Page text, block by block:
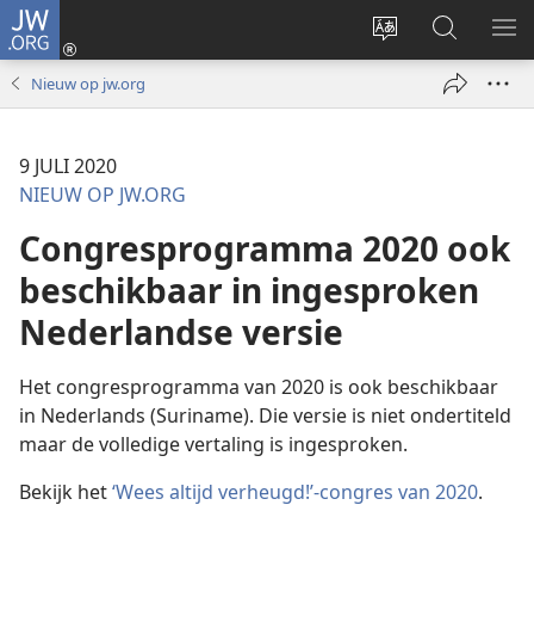
JW.ORG
Taal
wijzigen
Inloggen
(opent
Zoeken
op
JW.ORG
Nieuw op jw.org
9 JULI 2020
NIEUW OP JW.ORG
Congresprogramma 2020 ook
beschikbaar in ingesproken
Nederlandse versie
Het congresprogramma van 2020 is ook beschikbaar
in Nederlands (Suriname). Die versie is niet ondertiteld
maar de volledige vertaling is ingesproken.
Bekijk het‘Wees altijd verheugd!’-congres van 2020.